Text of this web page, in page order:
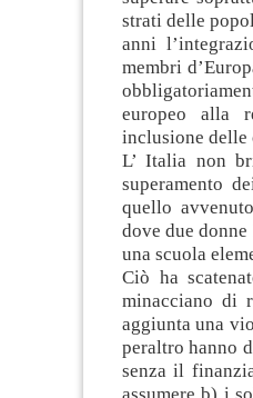
strati delle
anni
membri
europeo alla
inclusione delle
L’ Italia non
superamento
quello
dove due
una scuola
Ciò ha
minacciano di
aggiunta una
peraltro hanno
senza il